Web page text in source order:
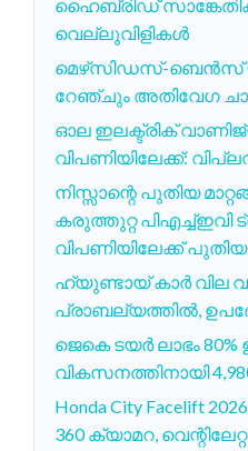
ഹൈബ്രിഡ്
വെല്ലുവിളികൾ
മെഴ്‌സിഡസ്-ബെൻസ്
റേഞ്ചും അതിവേഗ
ഓല ഇലക്ട്രിക്
വിപണിയിലേക്ക്:
നിസ്സാന്റെ പുതിയ
കരുത്തുറ്റ
വിപണിയിലേക്ക്
ഹ്യുണ്ടായ് കാർ വില
പ്രാബല്യത്തിൽ,
ജെകെ ടയർ ലാഭം
വികസനത്തിനായി
Honda City Facelift
360 ക്യാമറ,